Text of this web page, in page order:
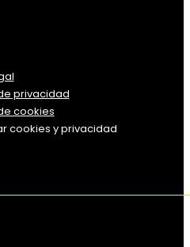
privacidad
cookies
cookies y privacidad